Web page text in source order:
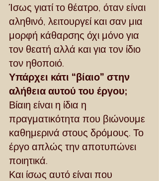
Ίσως γιατί το θέατρο, όταν είναι
αληθινό, λειτουργεί και σαν μια
μορφή κάθαρσης όχι μόνο για
τον θεατή αλλά και για τον ίδιο
τον ηθοποιό.
Υπάρχει κάτι “βίαιο” στην
αλήθεια αυτού του έργου;
Βίαιη είναι η ίδια η
πραγματικότητα που βιώνουμε
καθημερινά στους δρόμους. Το
έργο απλώς την αποτυπώνει
ποιητικά.
Και ίσως αυτό είναι που